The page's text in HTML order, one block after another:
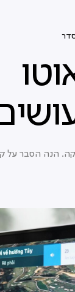
סדר
הנה הסבר על